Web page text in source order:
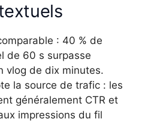
: 40 % de
de 60 s surpasse
vlog de dix minutes.
la source de trafic : les
généralement CTR et
impressions du fil